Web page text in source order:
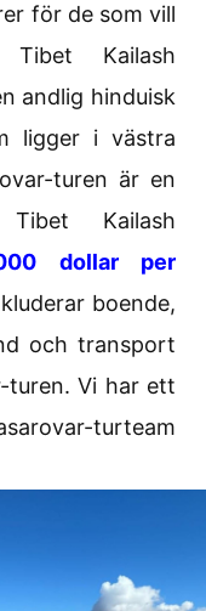
för de som vill
Kailash
andlig hinduisk
ligger i västra
turen är en
Kailash
dollar per
boende,
och transport
turen. Vi har ett
turteam